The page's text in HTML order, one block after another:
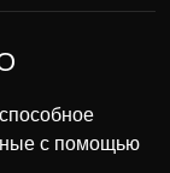
с помощью